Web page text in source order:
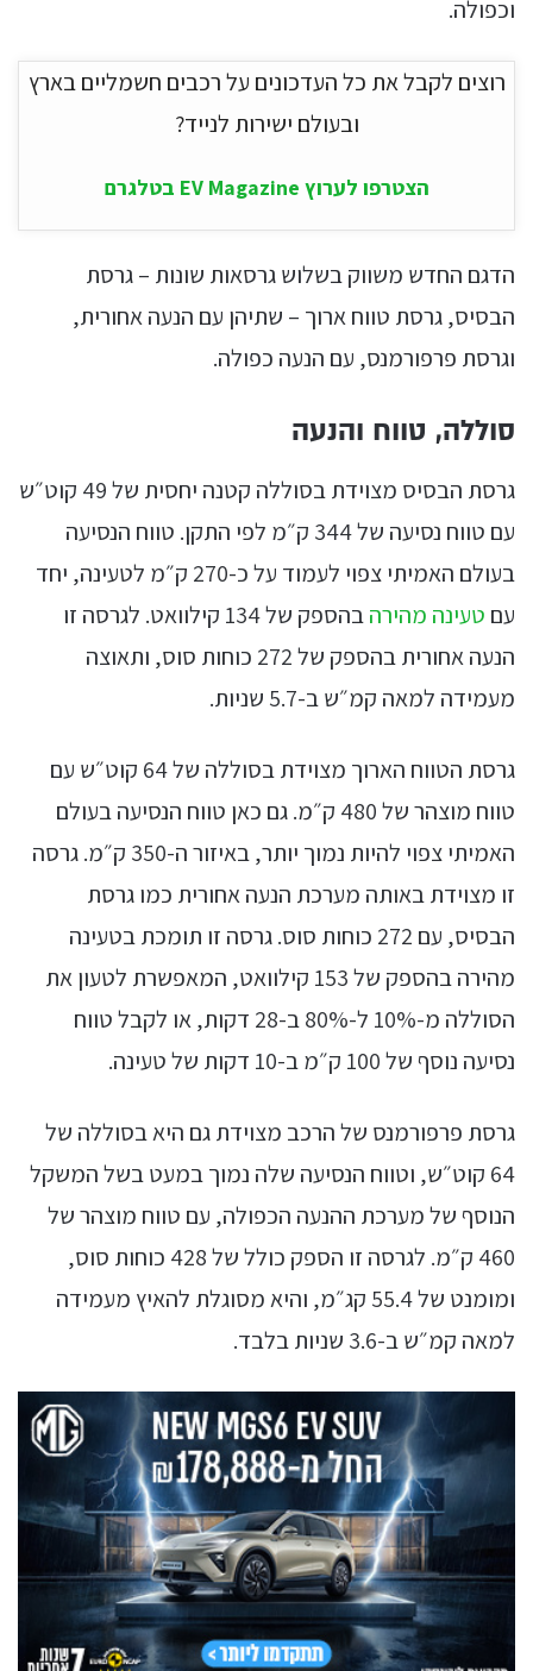
וכפולה.
רוצים לקבל את כל העדכונים על רכבים חשמליים בארץ
ובעולם ישירות לנייד?
הצטרפו לערוץ EV Magazine בטלגרם
הדגם החדש משווק בשלוש גרסאות שונות – גרסת
הבסיס, גרסת טווח ארוך – שתיהן עם הנעה אחורית,
וגרסת פרפורמנס, עם הנעה כפולה.
סוללה, טווח והנעה
גרסת הבסיס מצוידת בסוללה קטנה יחסית של 49 קוט״ש
עם טווח נסיעה של 344 ק״מ לפי התקן. טווח הנסיעה
בעולם האמיתי צפוי לעמוד על כ-270 ק״מ לטעינה, יחד
עם טעינה מהירה
בהספק של 134 קילוואט. לגרסה זו
הנעה אחורית בהספק של 272 כוחות סוס, ותאוצה
מעמידה למאה קמ״ש ב-5.7 שניות.
גרסת הטווח הארוך מצוידת בסוללה של 64 קוט״ש עם
טווח מוצהר של 480 ק״מ. גם כאן טווח הנסיעה בעולם
האמיתי צפוי להיות נמוך יותר, באיזור ה-350 ק״מ. גרסה
זו מצוידת באותה מערכת הנעה אחורית כמו גרסת
הבסיס, עם 272 כוחות סוס. גרסה זו תומכת בטעינה
מהירה בהספק של 153 קילוואט, המאפשרת לטעון את
הסוללה מ-10% ל-80% ב-28 דקות, או לקבל טווח
נסיעה נוסף של 100 ק״מ ב-10 דקות של טעינה.
גרסת פרפורמנס של הרכב מצוידת גם היא בסוללה של
64 קוט״ש, וטווח הנסיעה שלה נמוך במעט בשל המשקל
הנוסף של מערכת ההנעה הכפולה, עם טווח מוצהר של
460 ק״מ. לגרסה זו הספק כולל של 428 כוחות סוס,
ומומנט של 55.4 קג״מ, והיא מסוגלת להאיץ מעמידה
למאה קמ״ש ב-3.6 שניות בלבד.